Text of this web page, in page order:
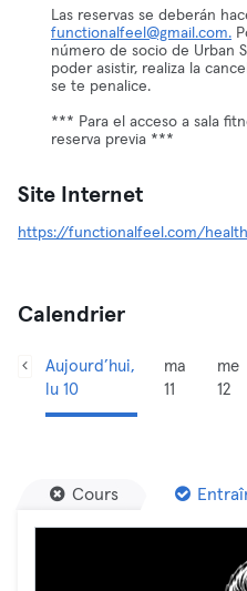
Las reservas se deberán
functionalfeel@gmail.com.
número de socio de Urban
poder asistir, realiza la
se te penalice.
*** Para el acceso a sala
reserva previa ***
Site Internet
https://functionalfeel.com/
Calendrier
Aujourd’hui,
lu 10
ma
11
me
12
Cours